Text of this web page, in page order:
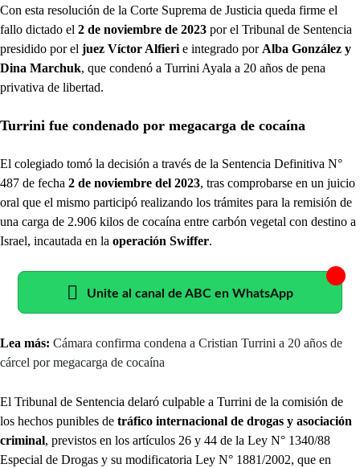
Con esta resolución de la Corte Suprema de Justicia queda firme el
fallo dictado el 2 de noviembre de 2023 por el Tribunal de Sentencia
presidido por el juez Víctor Alfieri e integrado por Alba González y
Dina Marchuk, que condenó a Turrini Ayala a 20 años de pena
privativa de libertad.
Turrini fue condenado por megacarga de cocaína
El colegiado tomó la decisión a través de la Sentencia Definitiva N°
487 de fecha 2 de noviembre del 2023, tras comprobarse en un juicio
oral que el mismo participó realizando los trámites para la remisión de
una carga de 2.906 kilos de cocaína entre carbón vegetal con destino a
Israel, incautada en la operación Swiffer.
Unite al canal de ABC en WhatsApp
Lea más: Cámara confirma condena a Cristian Turrini a 20 años de
cárcel por megacarga de cocaína
El Tribunal de Sentencia delaró culpable a Turrini de la comisión de
los hechos punibles de tráfico internacional de drogas y asociación
criminal, previstos en los artículos 26 y 44 de la Ley N° 1340/88
Especial de Drogas y su modificatoria Ley N° 1881/2002, que en